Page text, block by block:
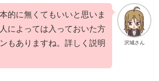
沢城さん
的に無くてもいいと思いま
によっては入っておいた方
もありますね。詳しく説明